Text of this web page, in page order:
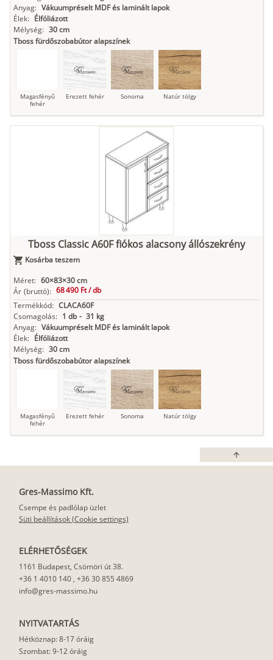
Anyag: Vákuumpréselt MDF és laminált lapok
Élek: Élfóliázott
Mélység: 30 cm
Tboss fürdőszobabútor alapszínek
Magasfényű
fehér
Erezett fehér Sonoma Natúr tölgy
Tboss Classic A60F fiókos alacsony állószekrény
Kosárba teszem
Méret: 60×83×30 cm
Ár (bruttó): 68 490 Ft /db
Termékkód: CLACA60F
Csomagolás: 1 db - 31 kg
Anyag: Vákuumpréselt MDF és laminált lapok
Élek: Élfóliázott
Mélység: 30 cm
Tboss fürdőszobabútor alapszínek
Magasfényű
fehér
Erezett fehér Sonoma Natúr tölgy
arrow_upward
Gres-Massimo Kft.
Csempe és padlólap üzlet
Süti beállítások (Cookie settings)
ELÉRHETŐSÉGEK
1161 Budapest, Csömöri út 38.
+36 1 4010 140 , +36 30 855 4869
info@gres-massimo.hu
NYITVATARTÁS
Hétköznap: 8-17 óráig
Szombat: 9-12 óráig